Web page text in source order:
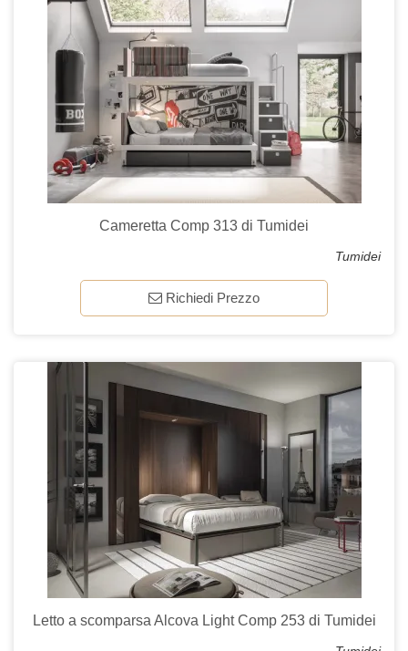
Cameretta Comp 313 di Tumidei
Tumidei
Richiedi Prezzo
Letto a scomparsa Alcova Light Comp 253 di Tumidei